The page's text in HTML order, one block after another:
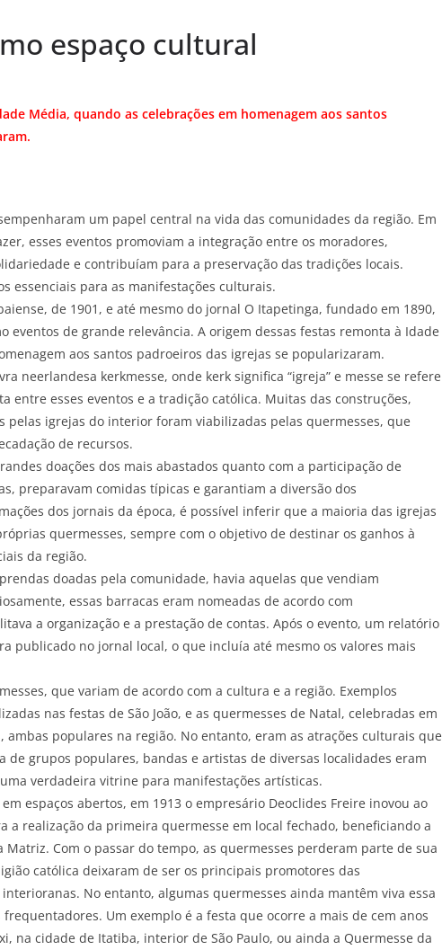
espaço cultural
Média, quando as celebrações em homenagem aos santos
um papel central na vida das comunidades da região. Em
esses eventos promoviam a integração entre os moradores,
e contribuíam para a preservação das tradições locais.
essenciais para as manifestações culturais.
de 1901, e até mesmo do jornal O Itapetinga, fundado em 1890,
eventos de grande relevância. A origem dessas festas remonta à Idade
aos santos padroeiros das igrejas se popularizaram.
neerlandesa kerkmesse, onde kerk significa “igreja” e messe se refere
entre esses eventos e a tradição católica. Muitas das construções,
pelas igrejas do interior foram viabilizadas pelas quermesses, que
de recursos.
doações dos mais abastados quanto com a participação de
preparavam comidas típicas e garantiam a diversão dos
dos jornais da época, é possível inferir que a maioria das igrejas
quermesses, sempre com o objetivo de destinar os ganhos à
da região.
doadas pela comunidade, havia aquelas que vendiam
essas barracas eram nomeadas de acordo com
a organização e a prestação de contas. Após o evento, um relatório
publicado no jornal local, o que incluía até mesmo os valores mais
que variam de acordo com a cultura e a região. Exemplos
nas festas de São João, e as quermesses de Natal, celebradas em
ambas populares na região. No entanto, eram as atrações culturais que
de grupos populares, bandas e artistas de diversas localidades eram
verdadeira vitrine para manifestações artísticas.
espaços abertos, em 1913 o empresário Deoclides Freire inovou ao
a realização da primeira quermesse em local fechado, beneficiando a
Matriz. Com o passar do tempo, as quermesses perderam parte de sua
católica deixaram de ser os principais promotores das
No entanto, algumas quermesses ainda mantêm viva essa
Um exemplo é a festa que ocorre a mais de cem anos
na cidade de Itatiba, interior de São Paulo, ou ainda a Quermesse da